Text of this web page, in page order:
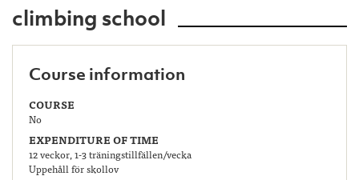
climbing school
Course information
COURSE
No
EXPENDITURE OF TIME
12 veckor, 1-3 träningstillfällen/vecka
Uppehåll för skollov